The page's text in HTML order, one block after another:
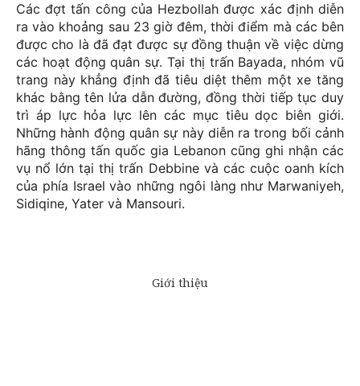
Các đợt tấn công của Hezbollah được xác định diễn
ra vào khoảng sau 23 giờ đêm, thời điểm mà các bên
được cho là đã đạt được sự đồng thuận về việc dừng
các hoạt động quân sự. Tại thị trấn Bayada, nhóm vũ
trang này khẳng định đã tiêu diệt thêm một xe tăng
khác bằng tên lửa dẫn đường, đồng thời tiếp tục duy
trì áp lực hỏa lực lên các mục tiêu dọc biên giới.
Những hành động quân sự này diễn ra trong bối cảnh
hãng thông tấn quốc gia Lebanon cũng ghi nhận các
vụ nổ lớn tại thị trấn Debbine và các cuộc oanh kích
của phía Israel vào những ngôi làng như Marwaniyeh,
Sidiqine, Yater và Mansouri.